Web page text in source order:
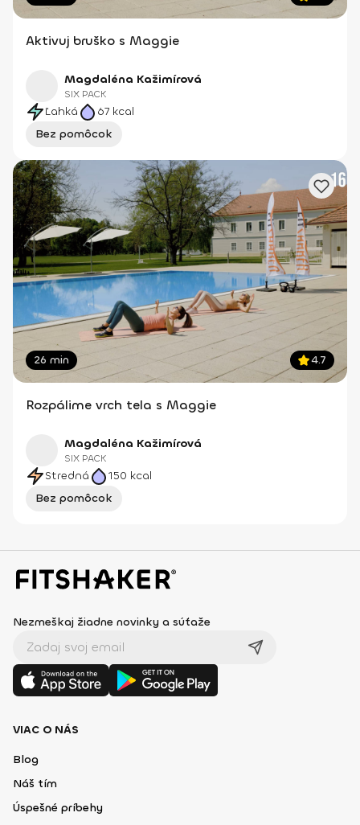
Aktivuj bruško s Maggie
Magdaléna Kažimírová
SIX PACK
Ľahká 67 kcal
Bez pomôcok
26 min 4.7
Rozpálime vrch tela s Maggie
Magdaléna Kažimírová
SIX PACK
Stredná 150 kcal
Bez pomôcok
Nezmeškaj žiadne novinky a súťaže
VIAC O NÁS
Blog
Náš tím
Úspešné príbehy